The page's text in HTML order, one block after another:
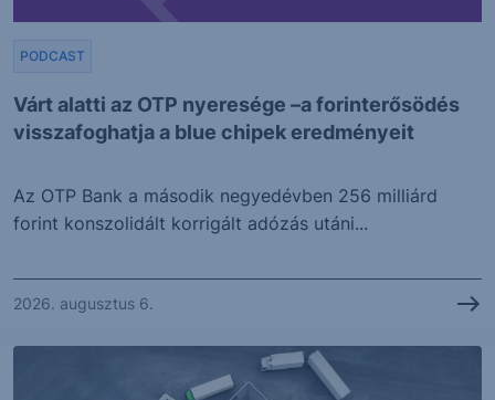
Várt alatti az OTP nyeresége –a forinterősödés
visszafoghatja a blue chipek eredményeit
PODCAST
Az OTP Bank a második negyedévben 256 milliárd
forint konszolidált korrigált adózás utáni...
2026. augusztus 6.